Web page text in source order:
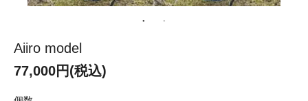
Aiiro model
77,000円(税込)